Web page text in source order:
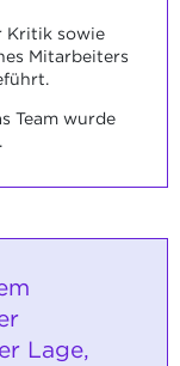
Kritik sowie
Mitarbeiters
Team wurde
Lage,